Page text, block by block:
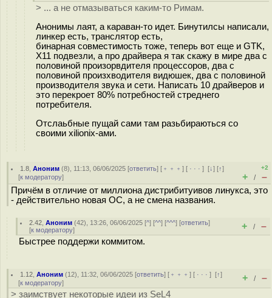
> ... а не отмазываться каким-то Римам.
Анонимы лаят, а караван-то идет. Бинутилсы написали,
линкер есть, транслятор есть,
бинарная совместимость тоже, теперь вот еще и GTK,
X11 подвезли, а про драйвера я так скажу в мире два с
половиной произорвдителя процессоров, два с
половиной произхводителя видюшек, два с половиной
производителя звука и сети. Написать 10 драйверов и
это перекроет 80% потребностей стреднего
потребителя.
Отслаьбные пущай сами там разьбираються со
своими xilionix-ами.
1.8 ,Аноним (8), 11:13, 06/06/2025 [ответить] [ ﹢﹢﹢] [ · · ·][↓] [↑]
[к модератору]
+2
+ / –
Причём в отличие от миллиона дистрибитуивов линукса, это
- действительно новая ОС, а не смена названия.
2.42 ,Аноним (42), 13:26, 06/06/2025 [^] [^^] [^^^] [ответить]
[к модератору] + / –
Быстрее поддержи коммитом.
1.12 ,Аноним (12), 11:32, 06/06/2025 [ответить] [ ﹢﹢﹢] [ · · ·][↑]
[к модератору] + / –
> заимствует некоторые идеи из SeL4